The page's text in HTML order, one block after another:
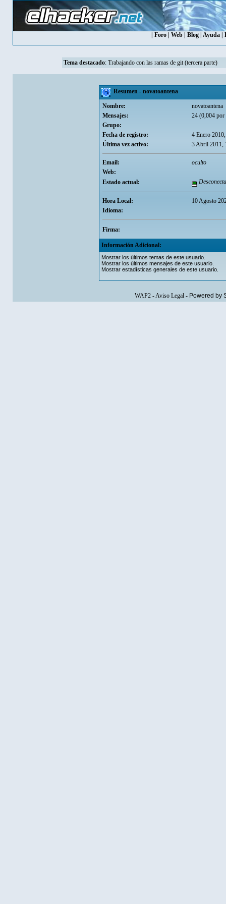
Foro| Web| Blog| Ayuda|
Tema destacado: Trabajando con las ramas de git (tercera parte)
Resumen - novatoantena
Nombre:
novatoantena
Mensajes:
24 (0,004 por
Grupo:
Fecha de registro:
4 Enero
Última vez activo:
3 Abril 2011,
Email:
oculto
Web:
Estado actual:
Hora Local:
10 Agosto
Idioma:
Firma:
Información Adicional:
Mostrar los últimos temas de este usuario.
Mostrar los últimos mensajes de este usuario.
Mostrar estadísticas generales de este usuario.
WAP2-Aviso Legal- Powered by